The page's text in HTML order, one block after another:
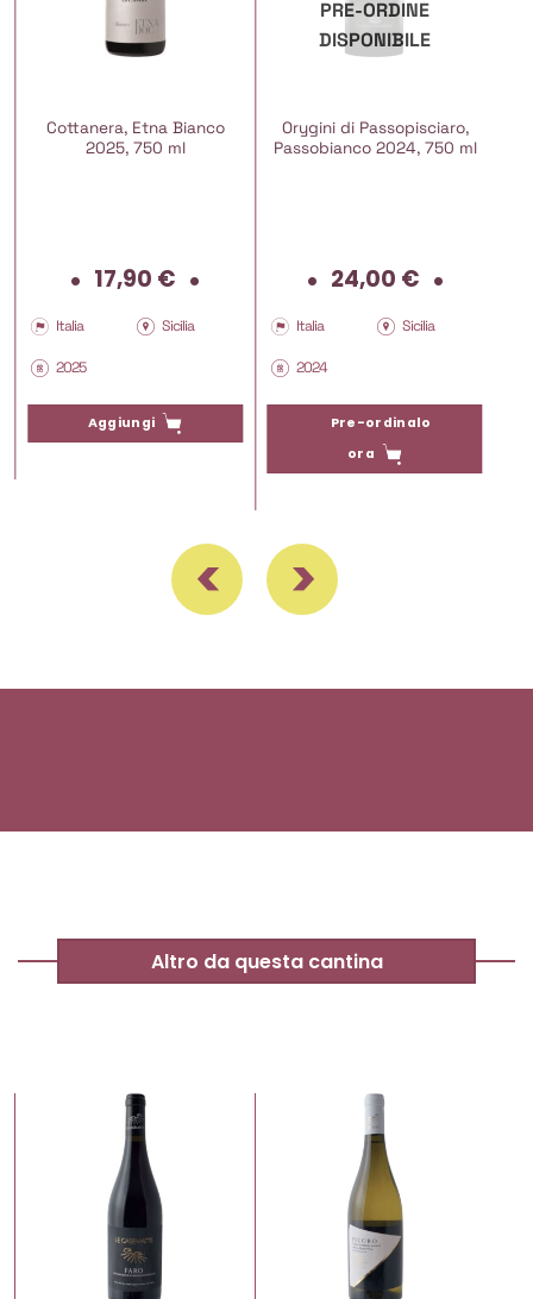
Cottanera, Etna Bianco
2025, 750 ml
17,90 €
Italia Sicilia
2025
Aggiungi
PRE-ORDINE
DISPONIBILE
Orygini di Passopisciaro,
Passobianco 2024, 750 ml
24,00 €
Italia Sicilia
2024
Pre-ordinalo
ora
Altro da questa cantina